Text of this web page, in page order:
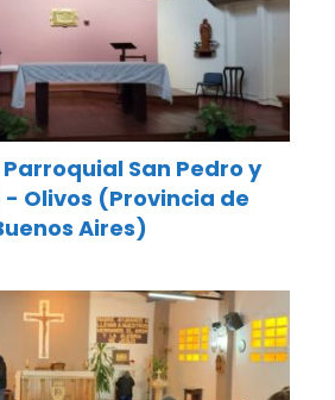
San Pedro y
- Olivos (Provincia de
Aires)